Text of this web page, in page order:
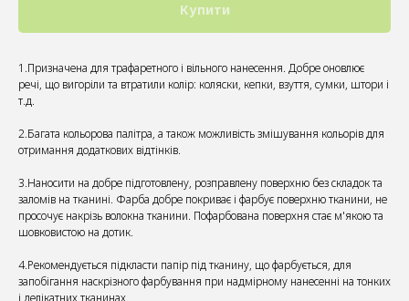
Купити
1.Призначена для трафаретного і вільного нанесення. Добре оновлює
речі, що вигоріли та втратили колір: коляски, кепки, взуття, сумки, штори і
т.д.
2.Багата кольорова палітра, а також можливість змішування кольорів для
отримання додаткових відтінків.
3.Наносити на добре підготовлену, розправлену поверхню без складок та
заломів на тканині. Фарба добре покриває і фарбує поверхню тканини, не
просочує накрізь волокна тканини. Пофарбована поверхня стає м'якою та
шовковистою на дотик.
4.Рекомендується підкласти папір під тканину, що фарбується, для
запобігання наскрізного фарбування при надмірному нанесенні на тонких